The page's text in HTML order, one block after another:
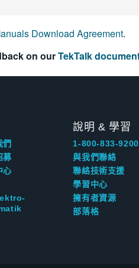
Download Agreement.
on ourTekTalk
們
募
心
說明 & 學習
1-800-833-9200
與我們聯絡
聯絡技術支援
學習中心
擁有者資源
部落格